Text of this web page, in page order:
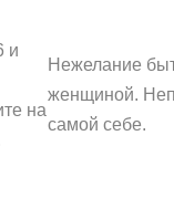
и
на
Нежелание
женщиной.
самой себе.